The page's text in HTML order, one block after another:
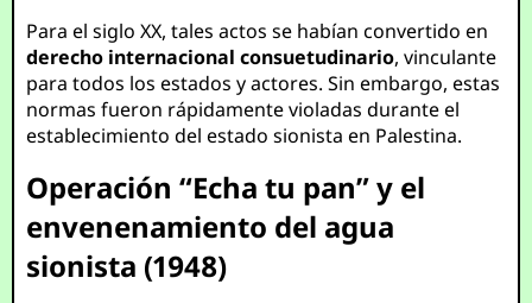
Para el siglo XX, tales actos se habían convertido en
derecho internacional consuetudinario, vinculante
para todos los estados y actores. Sin embargo, estas
normas fueron rápidamente violadas durante el
establecimiento del estado sionista en Palestina.
Operación “Echa tu pan” y el
envenenamiento del agua
sionista (1948)